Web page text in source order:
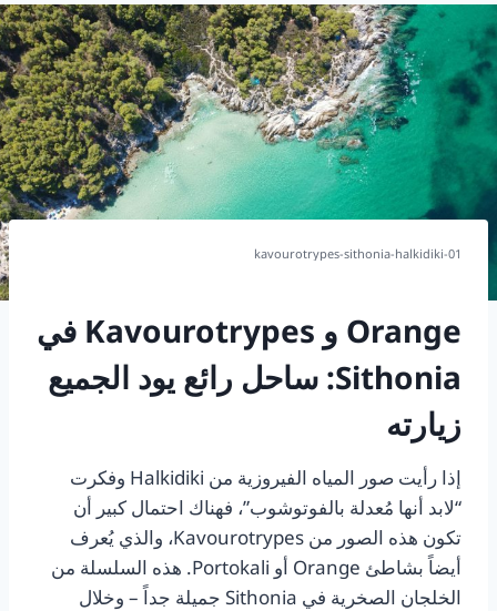
kavourotrypes-sithonia-halkidiki-01
Orange و Kavourotrypes في
Sithonia: ساحل رائع يود الجميع
زيارته
إذا رأيت صور المياه الفيروزية من Halkidiki وفكرت
“لابد أنها مُعدلة بالفوتوشوب”، فهناك احتمال كبير أن
تكون هذه الصور من Kavourotrypes، والذي يُعرف
أيضاً بشاطئ Orange أو Portokali. هذه السلسلة من
الخلجان الصخرية في Sithonia جميلة جداً – وخلال